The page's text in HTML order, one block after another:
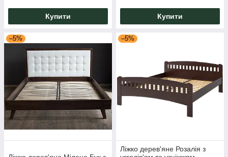
Купити Купити
–5% –5%
Ліжко дерев'яне Розалія з